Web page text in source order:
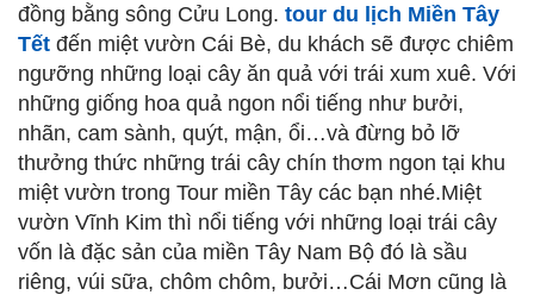
đồng bằng sông Cửu Long. tour du lịch Miền Tây
Tết đến miệt vườn Cái Bè, du khách sẽ được chiêm
ngưỡng những loại cây ăn quả với trái xum xuê. Với
những giống hoa quả ngon nổi tiếng như bưởi,
nhãn, cam sành, quýt, mận, ổi…và đừng bỏ lỡ
thưởng thức những trái cây chín thơm ngon tại khu
miệt vườn trong Tour miền Tây các bạn nhé.Miệt
vườn Vĩnh Kim thì nổi tiếng với những loại trái cây
vốn là đặc sản của miền Tây Nam Bộ đó là sầu
riêng, vúi sữa, chôm chôm, bưởi…Cái Mơn cũng là